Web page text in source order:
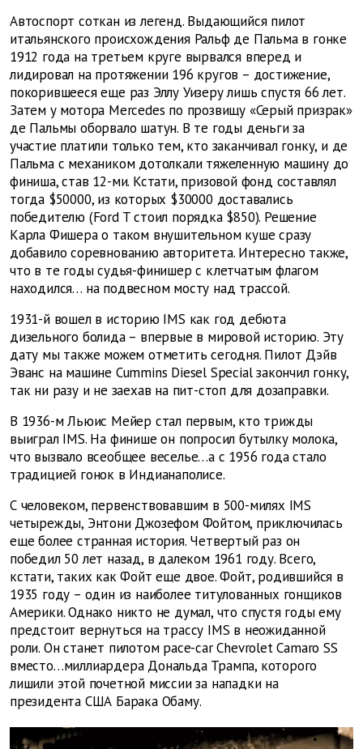
Автоспорт соткан из легенд. Выдающийся пилот
итальянского происхождения Ральф де Пальма в гонке
1912 года на третьем круге вырвался вперед и
лидировал на протяжении 196 кругов – достижение,
покорившееся еще раз Эллу Уизеру лишь спустя 66 лет.
Затем у мотора Mercedes по прозвищу «Серый призрак»
де Пальмы оборвало шатун. В те годы деньги за
участие платили только тем, кто заканчивал гонку, и де
Пальма с механиком дотолкали тяжеленную машину до
финиша, став 12-ми. Кстати, призовой фонд составлял
тогда $50000, из которых $30000 доставались
победителю (Ford T стоил порядка $850). Решение
Карла Фишера о таком внушительном куше сразу
добавило соревнованию авторитета. Интересно также,
что в те годы судья-финишер с клетчатым флагом
находился… на подвесном мосту над трассой.
1931-й вошел в историю IMS как год дебюта
дизельного болида – впервые в мировой историю. Эту
дату мы также можем отметить сегодня. Пилот Дэйв
Эванс на машине Cummins Diesel Special закончил гонку,
так ни разу и не заехав на пит-стоп для дозаправки.
В 1936-м Льюис Мейер стал первым, кто трижды
выиграл IMS. На финише он попросил бутылку молока,
что вызвало всеобщее веселье…а с 1956 года стало
традицией гонок в Индианаполисе.
С человеком, первенствовавшим в 500-милях IMS
четырежды, Энтони Джозефом Фойтом, приключилась
еще более странная история. Четвертый раз он
победил 50 лет назад, в далеком 1961 году. Всего,
кстати, таких как Фойт еще двое. Фойт, родившийся в
1935 году – один из наиболее титулованных гонщиков
Америки. Однако никто не думал, что спустя годы ему
предстоит вернуться на трассу IMS в неожиданной
роли. Он станет пилотом pace-car Chevrolet Camaro SS
вместо…миллиардера Дональда Трампа, которого
лишили этой почетной миссии за нападки на
президента США Барака Обаму.